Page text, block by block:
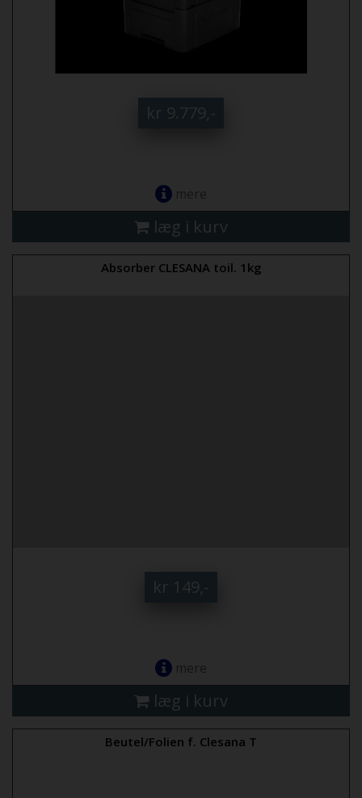
kr 9.779,-
mere
læg i kurv
Absorber CLESANA toil. 1kg
kr 149,-
mere
læg i kurv
Beutel/Folien f. Clesana T